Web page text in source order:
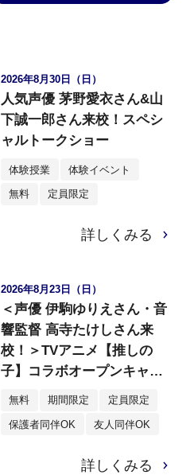
2026年8月30日（日）
人気声優 茅野愛衣さん&山
下誠一郎さん来校！スペシ
ャルトークショー
体験授業 体験イベント
無料 定員限定
詳しくみる
2026年8月23日（日）
＜声優 伊駒ゆりえさん・音
響監督 高寺たけしさん来
校！＞TVアニメ【推しの
子】コラボオープンキャン
パス特別イベント！トーク
無料 期間限定 定員限定
保護者同伴OK 友人同伴OK
詳しくみる